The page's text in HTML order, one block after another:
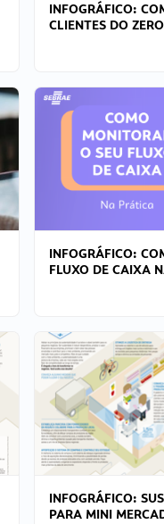
INFOGRÁFICO:
CLIENTES DO ZERO
INFOGRÁFICO:
FLUXO DE CAIXA
INFOGRÁFICO:
PARA MINI